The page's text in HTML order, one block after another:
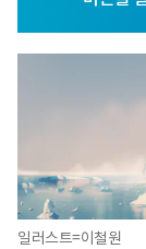
일러스트=이철원